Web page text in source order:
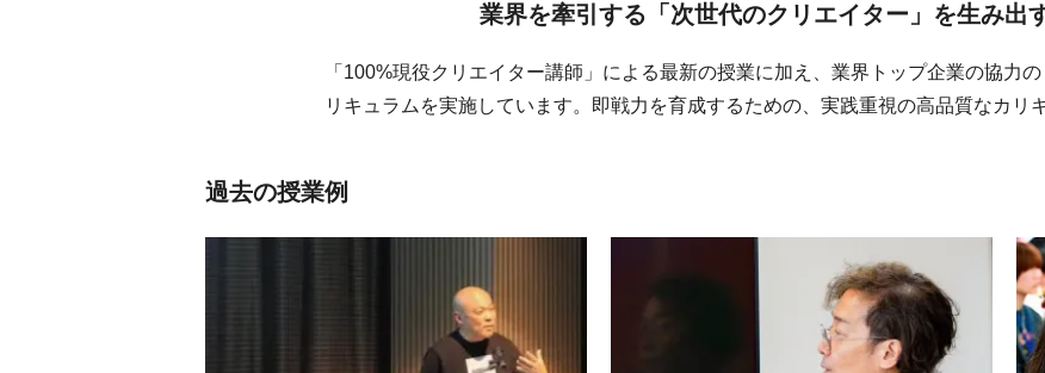
業界を牽引する「次世代のクリエイター」を生み出
「100%現役クリエイター講師」による最新の授業に加え、業界トップ企業の協力
リキュラムを実施しています。即戦力を育成するための、実践重視の高品質なカリ
過去の授業例